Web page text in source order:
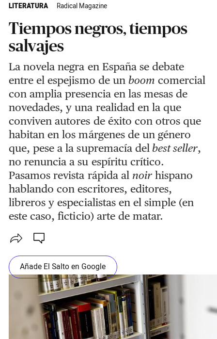
LITERATURA Radical Magazine
Tiempos negros, tiempos
salvajes
La novela negra en España se debate
entre el espejismo de un boom comercial
con amplia presencia en las mesas de
novedades, y una realidad en la que
conviven autores de éxito con otros que
habitan en los márgenes de un género
que, pese a la supremacía delbest seller,
no renuncia a su espíritu crítico.
Pasamos revista rápida al noirhispano
hablando con escritores, editores,
libreros y especialistas en el simple (en
este caso, ficticio) arte de matar.
Añade El Salto en Google